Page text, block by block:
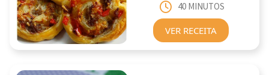
40 MINUTOS
VER RECEITA